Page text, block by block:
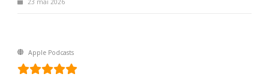
23 mai 2026
Apple Podcasts